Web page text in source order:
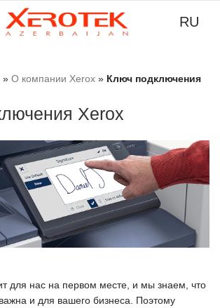
RU
» О компании Xerox » Ключ подключения
Xerox
для нас на первом месте, и мы знаем, что
и для вашего бизнеса. Поэтому